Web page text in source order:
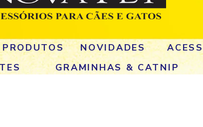
NOVIDADES
GRAMINHAS & CATNIP